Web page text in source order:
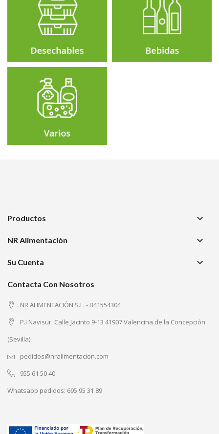
Productos keyboard_arrow_down
NR Alimentación keyboard_arrow_down
Su Cuenta keyboard_arrow_down
Contacta Con Nosotros
NR ALIMENTACIÓN S.L. - B41554304
P.I Navisur, Calle Jacinto 9-13 41907 Valencina de la Concepción
(Sevilla)
pedidos@nralimentacion.com
955 61 50 40
Whatsapp pedidos: 695 95 31 89